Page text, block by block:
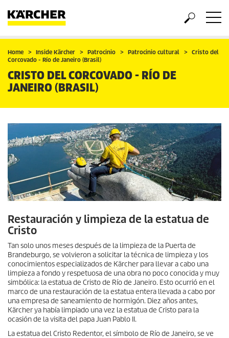
Home Inside Kärcher Patrocinio Patrocinio cultural
Cristo del
Corcovado - Río de Janeiro (Brasil)
CRISTO DEL CORCOVADO - RÍO DE
JANEIRO (BRASIL)
Restauración y limpieza de la estatua de
Cristo
Tan solo unos meses después de la limpieza de la Puerta de
Brandeburgo, se volvieron a solicitar la técnica de limpieza y los
conocimientos especializados de Kärcher para llevar a cabo una
limpieza a fondo y respetuosa de una obra no poco conocida y muy
simbólica: la estatua de Cristo de Río de Janeiro. Esto ocurrió en el
marco de una restauración de la estatua entera llevada a cabo por
una empresa de saneamiento de hormigón. Diez años antes,
Kärcher ya había limpiado una vez la estatua de Cristo para la
ocasión de la visita del papa Juan Pablo II.
La estatua del Cristo Redentor, el símbolo de Río de Janeiro, se ve